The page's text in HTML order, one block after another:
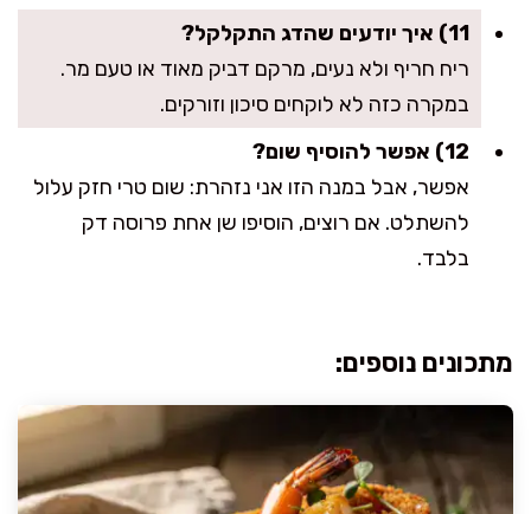
11) איך יודעים שהדג התקלקל?
ריח חריף ולא נעים, מרקם דביק מאוד או טעם מר.
במקרה כזה לא לוקחים סיכון וזורקים.
12) אפשר להוסיף שום?
אפשר, אבל במנה הזו אני נזהרת: שום טרי חזק עלול
להשתלט. אם רוצים, הוסיפו שן אחת פרוסה דק
בלבד.
מתכונים נוספים: